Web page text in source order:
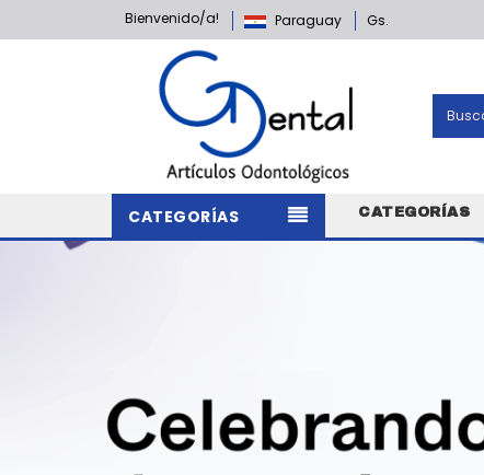
Bienvenido/a! Paraguay Gs.
CATEGORÍAS CATEGORÍAS